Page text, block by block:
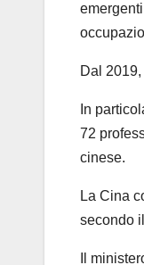
Dal
In
72
cinese.
La Cina
secondo
Il